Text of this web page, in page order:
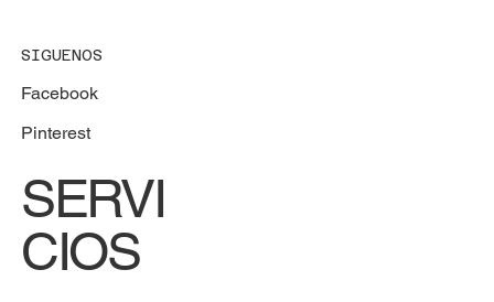
SIGUENOS
Facebook
Pinterest
SERVI
CIOS